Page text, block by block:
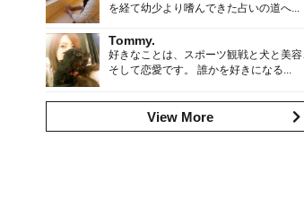
を経て幼少より嗜んできた占いの道へ...
Tommy.
好きなことは、スポーツ観戦と犬と美容
そして恋愛です。 誰かを好きになる...
View More